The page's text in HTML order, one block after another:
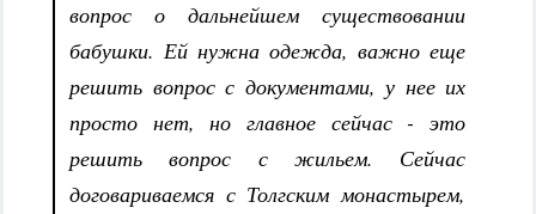
вопрос о дальнейшем существовании
бабушки. Ей нужна одежда, важно еще
решить вопрос с документами, у нее их
просто нет, но главное сейчас - это
решить вопрос с жильем. Сейчас
договариваемся с Толгским монастырем,